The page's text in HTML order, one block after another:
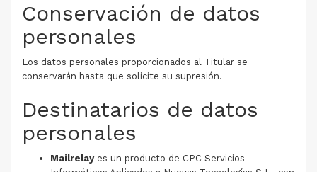
Conservación de datos
personales
Los datos personales proporcionados al Titular se
conservarán hasta que solicite su supresión.
Destinatarios de datos
personales
Mailrelayes un producto de CPC Servicios